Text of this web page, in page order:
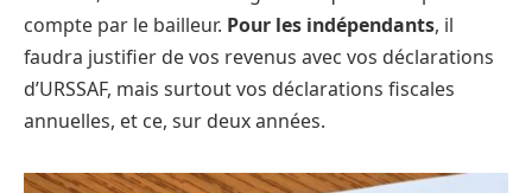
compte par le bailleur. Pour les indépendants, il
faudra justifier de vos revenus avec vos déclarations
d’URSSAF, mais surtout vos déclarations fiscales
annuelles, et ce, sur deux années.